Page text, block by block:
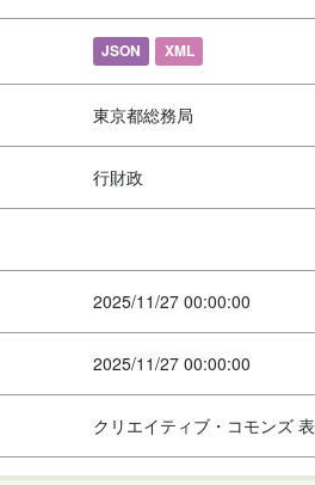
JSON XML
東京都総務局
行財政
2025/11/27 00:00:00
2025/11/27 00:00:00
クリエイティブ・コモンズ 表